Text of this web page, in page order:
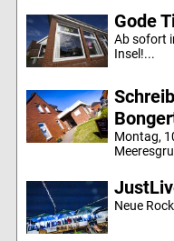
Gode
Ab sofort
Insel!...
Montag,
Neue